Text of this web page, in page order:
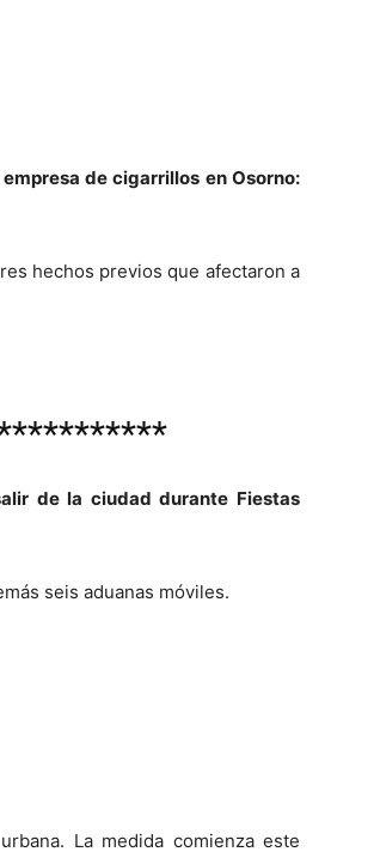
de cigarrillos en Osorno:
hechos previos que afectaron a
de la ciudad durante Fiestas
seis aduanas móviles.
La medida comienza este